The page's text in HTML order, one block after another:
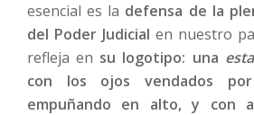
esencial es la defensa de la
del Poder Judicial en nuestro
refleja en su logotipo: una
con los ojos vendados
empuñando en alto, y con